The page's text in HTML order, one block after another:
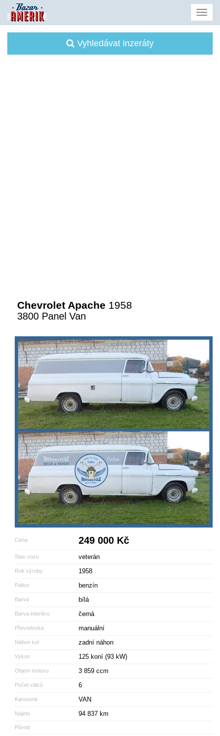
Vyhledávat inzeráty
Chevrolet Apache 1958
3800 Panel Van
Cena 249 000 Kč
Stav vozu veterán
Rok výroby 1958
Palivo benzín
Barva bílá
Barva interiéru černá
Převodovka manuální
Náhon kol zadní náhon
Výkon 125 koní (93 kW)
Objem motoru 3 859 ccm
Počet válců 6
Karoserie VAN
Najeto 94 837 km
Původ